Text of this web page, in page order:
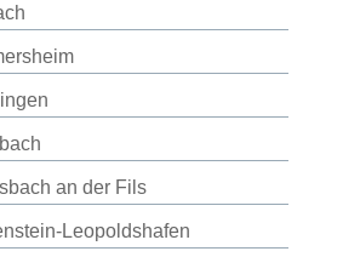
an der Fils
Leopoldshafen